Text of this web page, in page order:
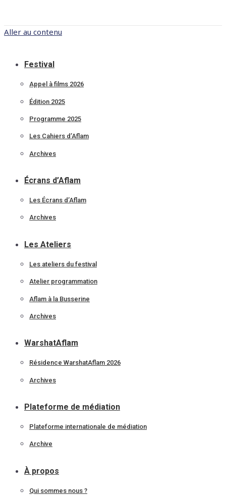
Aller au contenu
Festival
Appel à films 2026
Édition 2025
Programme 2025
Les Cahiers d’Aflam
Archives
Écrans d’Aflam
Les Écrans d’Aflam
Archives
Les Ateliers
Les ateliers du festival
Atelier programmation
Aflam à la Busserine
Archives
WarshatAflam
Résidence WarshatAflam 2026
Archives
Plateforme de médiation
Plateforme internationale de médiation
Archive
À propos
Qui sommes nous ?